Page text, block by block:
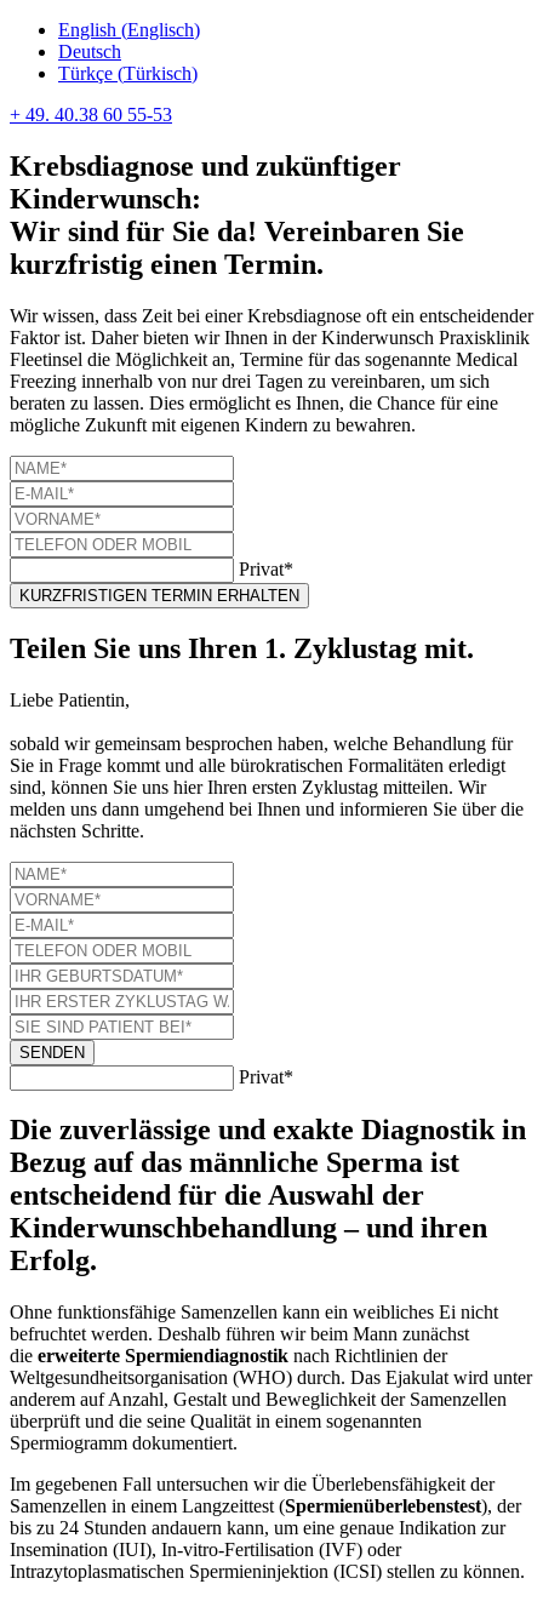
English (Englisch)
Deutsch
Türkçe (Türkisch)
+ 49. 40.38 60 55-53
Krebsdiagnose und zukünftiger
Kinderwunsch:
Wir sind für Sie da! Vereinbaren Sie
kurzfristig einen Termin.
Wir wissen, dass Zeit bei einer Krebsdiagnose oft ein entscheidender
Faktor ist. Daher bieten wir Ihnen in der Kinderwunsch Praxisklinik
Fleetinsel die Möglichkeit an, Termine für das sogenannte Medical
Freezing innerhalb von nur drei Tagen zu vereinbaren, um sich
beraten zu lassen. Dies ermöglicht es Ihnen, die Chance für eine
mögliche Zukunft mit eigenen Kindern zu bewahren.
Privat*
KURZFRISTIGEN TERMIN ERHALTEN
Teilen Sie uns Ihren 1. Zyklustag mit.
Liebe Patientin,
sobald wir gemeinsam besprochen haben, welche Behandlung für
Sie in Frage kommt und alle bürokratischen Formalitäten erledigt
sind, können Sie uns hier Ihren ersten Zyklustag mitteilen. Wir
melden uns dann umgehend bei Ihnen und informieren Sie über die
nächsten Schritte.
SENDEN
Privat*
Die zuverlässige und exakte Diagnostik in
Bezug auf das männliche Sperma ist
entscheidend für die Auswahl der
Kinderwunschbehandlung – und ihren
Erfolg.
Ohne funktionsfähige Samenzellen kann ein weibliches Ei nicht
befruchtet werden. Deshalb führen wir beim Mann zunächst
die erweiterte Spermiendiagnostik nach Richtlinien der
Weltgesundheitsorganisation (WHO) durch. Das Ejakulat wird unter
anderem auf Anzahl, Gestalt und Beweglichkeit der Samenzellen
überprüft und die seine Qualität in einem sogenannten
Spermiogramm dokumentiert.
Im gegebenen Fall untersuchen wir die Überlebensfähigkeit der
Samenzellen in einem Langzeittest (Spermienüberlebenstest), der
bis zu 24 Stunden andauern kann, um eine genaue Indikation zur
Insemination (IUI), In-vitro-Fertilisation (IVF) oder
Intrazytoplasmatischen Spermieninjektion (ICSI) stellen zu können.